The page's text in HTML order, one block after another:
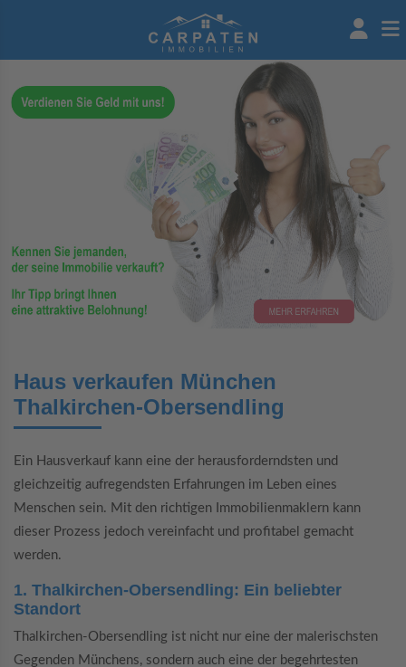
Haus verkaufen München
Thalkirchen-Obersendling
Ein Hausverkauf kann eine der herausforderndsten und
gleichzeitig aufregendsten Erfahrungen im Leben eines
Menschen sein. Mit den richtigen Immobilienmaklern kann
dieser Prozess jedoch vereinfacht und profitabel gemacht
werden.
1. Thalkirchen-Obersendling: Ein beliebter
Standort
Thalkirchen-Obersendling ist nicht nur eine der malerischsten
Gegenden Münchens, sondern auch eine der begehrtesten